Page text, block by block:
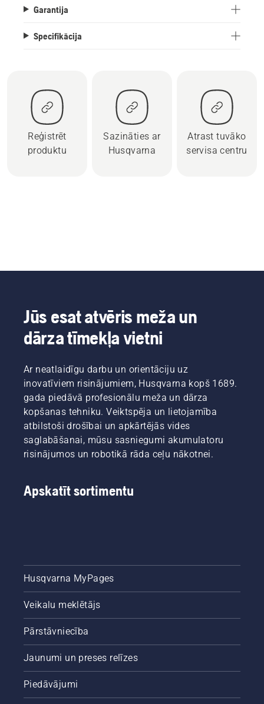
Garantija
Specifikācija
Reģistrēt
produktu
Sazināties ar
Husqvarna
Atrast tuvāko
servisa centru
Jūs esat atvēris meža un
dārza tīmekļa vietni
Ar neatlaidīgu darbu un orientāciju uz
inovatīviem risinājumiem, Husqvarna kopš 1689.
gada piedāvā profesionālu meža un dārza
kopšanas tehniku. Veiktspēja un lietojamība
atbilstoši drošībai un apkārtējās vides
saglabāšanai, mūsu sasniegumi akumulatoru
risinājumos un robotikā rāda ceļu nākotnei.
Apskatīt sortimentu
Husqvarna MyPages
Veikalu meklētājs
Pārstāvniecība
Jaunumi un preses relīzes
Piedāvājumi